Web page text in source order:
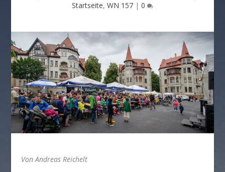
Startseite, WN 157 | 0
Von Andreas Reichelt